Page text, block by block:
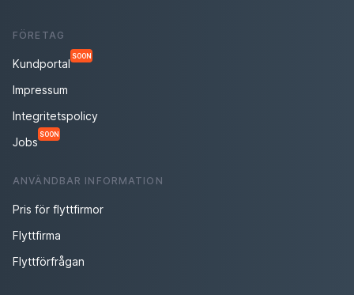
FÖRETAG
Kundportal
SOON
Impressum
Integritetspolicy
Jobs
SOON
ANVÄNDBAR INFORMATION
Pris för flyttfirmor
Flyttfirma
Flyttförfrågan